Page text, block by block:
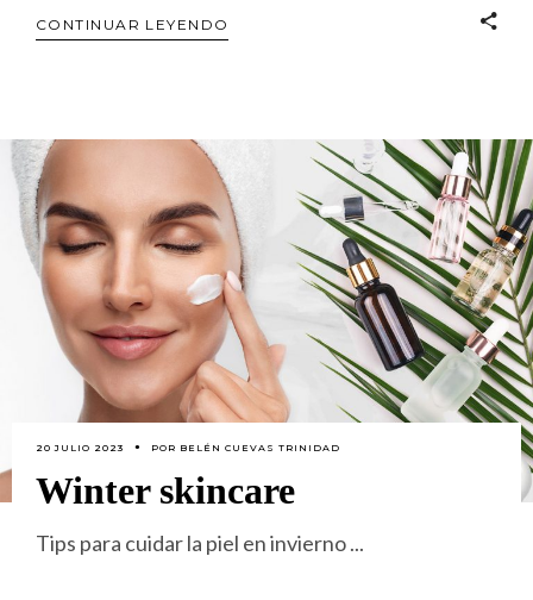
CONTINUAR LEYENDO
20 JULIO 2023 POR BELÉN CUEVAS TRINIDAD
Winter skincare
Tips para cuidar la piel en invierno